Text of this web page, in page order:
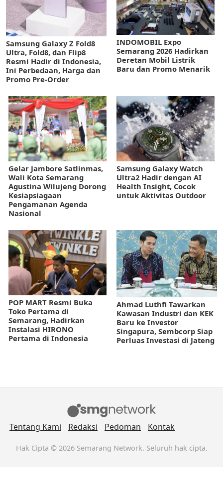
Samsung Galaxy Z Fold8
Ultra, Fold8, dan Flip8
Resmi Hadir di Indonesia,
Ini Perbedaan, Harga dan
Promo Pre-Order
INDOMOBIL Expo
Semarang 2026 Hadirkan
Deretan Mobil Listrik
Baru dan Promo Menarik
Gelar Jambore Satlinmas,
Wali Kota Semarang
Agustina Wilujeng Dorong
Kesiapsiagaan
Pengamanan Agenda
Nasional
Samsung Galaxy Watch
Ultra2 Hadir dengan AI
Health Insight, Cocok
untuk Aktivitas Outdoor
POP MART Resmi Buka
Toko Pertama di
Semarang, Hadirkan
Instalasi HIRONO
Pertama di Indonesia
Ahmad Luthfi Tawarkan
Kawasan Industri dan KEK
Baru ke Investor
Singapura, Sembcorp Siap
Perluas Investasi di Jateng
Tentang Kami Redaksi Pedoman Kontak
Hak Cipta © 2026 Semarang Network. Seluruh hak cipta.